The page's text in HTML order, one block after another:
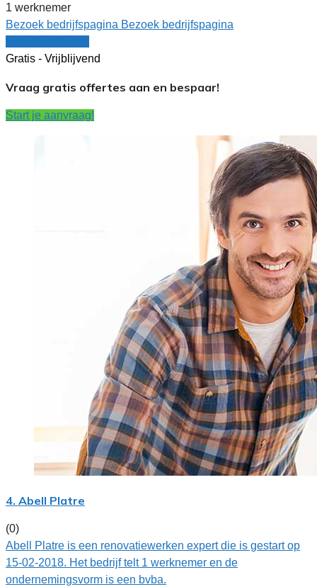
1 werknemer
Bezoek bedrijfspagina Bezoek bedrijfspagina
Gratis - Vrijblijvend
Vraag gratis offertes aan en bespaar!
Start je aanvraag!
4. Abell Platre
(0)
Abell Platre is een renovatiewerken expert die is gestart op
15-02-2018. Het bedrijf telt 1 werknemer en de
ondernemingsvorm is een bvba.